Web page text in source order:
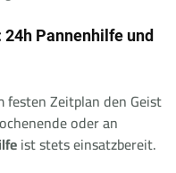
Pannenhilfe und
festen Zeitplan den Geist
oder an
ist stets einsatzbereit.